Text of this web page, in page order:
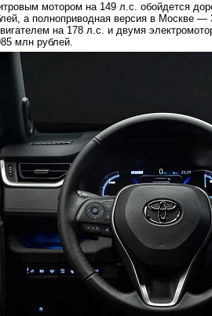
мотором на 149 л.с. обойдется
а полноприводная версия в Москве
на 178 л.с. и двумя
млн рублей.